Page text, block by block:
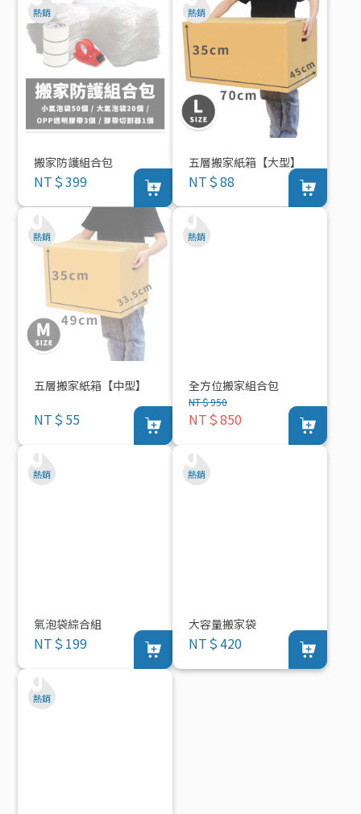
搬家防護組合包
NT＄399
五層搬家紙箱【大型】
NT＄88
五層搬家紙箱【中型】
NT＄55
全方位搬家組合包
NT＄950
NT＄850
氣泡袋綜合組
NT＄199
大容量搬家袋
NT＄420